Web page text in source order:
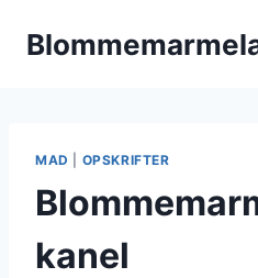
MAD OPSKRIFTER
kanel